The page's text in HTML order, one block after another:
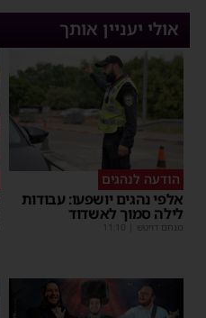
אולי יעניין אותך
הודעה לנהגים
אלפי נהגים יושפעו: עבודות
לילה סמוך לאשדוד
מנחם דויטש 11:10